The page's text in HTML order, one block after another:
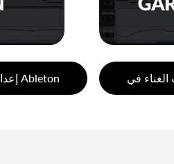
إعدادات مسبقة للصوتيات في Ableton